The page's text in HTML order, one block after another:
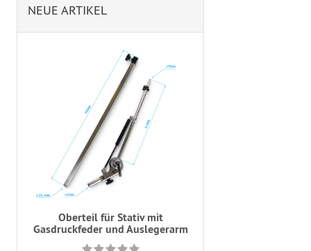
NEUE ARTIKEL
Oberteil für Stativ mit
Gasdruckfeder und Auslegerarm